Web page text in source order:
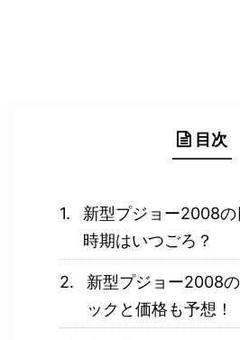
目次
新型プジョー2008
時期はいつごろ？
新型プジョー2008
ックと価格も予想！